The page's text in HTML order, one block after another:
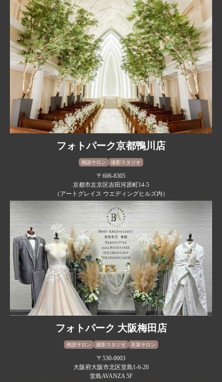
フォトパーク京都鴨川店
相談サロン 撮影スタジオ
〒606-8305
京都市左京区吉田河原町14-5
（アートグレイス ウエディングヒルズ内）
フォトパーク 大阪梅田店
相談サロン 撮影スタジオ 衣装サロン
〒530-0003
大阪府大阪市北区堂島1-6-20
堂島AVANZA 5F